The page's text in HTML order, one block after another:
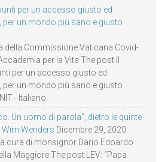
per un accesso giusto ed
per un mondo più sano e giusto
della Commissione Vaticana Covid-
per la Vita The post Il
per un accesso giusto ed
per un mondo più sano e giusto
- Italiano.
Un uomo di parola”, dietro le quinte
Wenders Dicembre 29, 2020
cura di monsignor Dario Edoardo
Maggiore The post LEV: “Papa